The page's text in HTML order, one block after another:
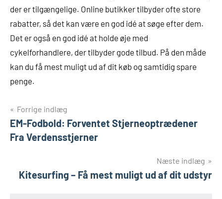
der er tilgængelige. Online butikker tilbyder ofte store
rabatter, så det kan være en god idé at søge efter dem.
Det er også en god idé at holde øje med
cykelforhandlere, der tilbyder gode tilbud. På den måde
kan du få mest muligt ud af dit køb og samtidig spare
penge.
Indlægsnavigation
Forrige indlæg
EM-Fodbold: Forventet Stjerneoptrædener
Fra Verdensstjerner
Næste indlæg
Kitesurfing – Få mest muligt ud af dit udstyr